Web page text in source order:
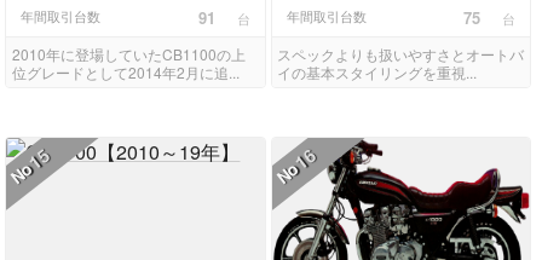
年間取引台数 91 台
2010年に登場していたCB1100の上
位グレードとして2014年2月に追...
年間取引台数 75 台
スペックよりも扱いやすさとオートバ
イの基本スタイリングを重視...
No
15 No
16